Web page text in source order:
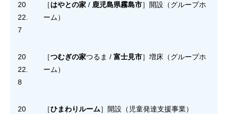
20
22.
7
［はやとの家 / 鹿児島県霧島市］開設（グループホ
ーム）
20
22.
8
［つむぎの家つるま / 富士見市］増床（グループホ
ーム）
20
［ひまわりルーム］開設（児童発達支援事業）